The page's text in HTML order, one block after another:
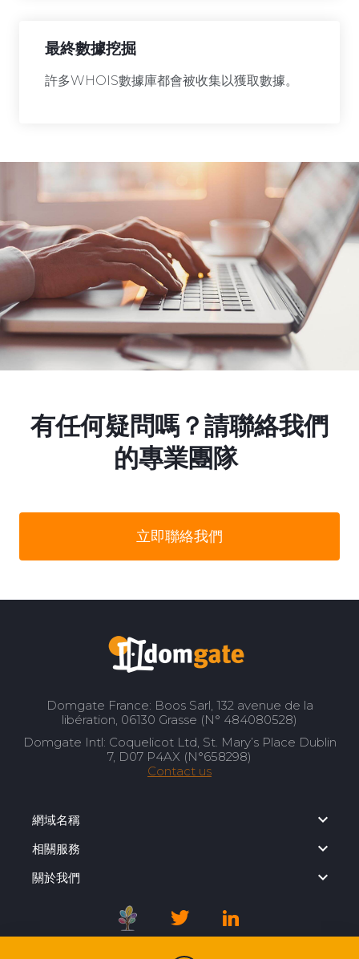
最終數據挖掘
許多WHOIS數據庫都會被收集以獲取數據。
有任何疑問嗎？請聯絡我們
的專業團隊
立即聯絡我們
Domgate France: Boos Sarl, 132 avenue de la
libération, 06130 Grasse (N° 484080528)
Domgate Intl: Coquelicot Ltd, St. Mary’s Place Dublin
7, D07 P4AX (N°658298)
Contact us
網域名稱
相關服務
關於我們